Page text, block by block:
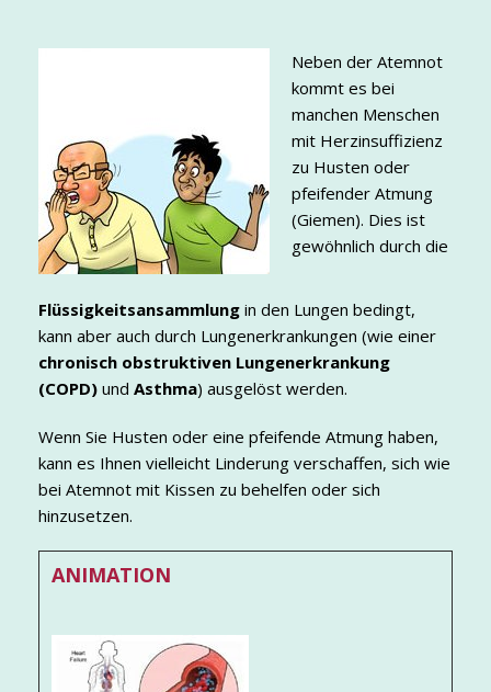
Neben der Atemnot
kommt es bei
manchen Menschen
mit Herzinsuffizienz
zu Husten oder
pfeifender Atmung
(Giemen). Dies ist
gewöhnlich durch die
Flüssigkeitsansammlung in den Lungen bedingt,
kann aber auch durch Lungenerkrankungen (wie einer
chronisch obstruktiven Lungenerkrankung
(COPD) und Asthma) ausgelöst werden.
Wenn Sie Husten oder eine pfeifende Atmung haben,
kann es Ihnen vielleicht Linderung verschaffen, sich wie
bei Atemnot mit Kissen zu behelfen oder sich
hinzusetzen.
ANIMATION